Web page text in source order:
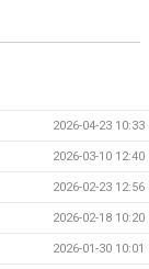
2026-04-23 10:33
2026-03-10 12:40
2026-02-23 12:56
2026-02-18 10:20
2026-01-30 10:01